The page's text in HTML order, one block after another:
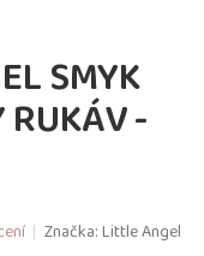
SMYK
-
Značka:Little Angel